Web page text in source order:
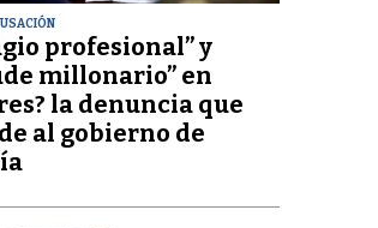
profesional” y
millonario” en
la denuncia que
al gobierno de